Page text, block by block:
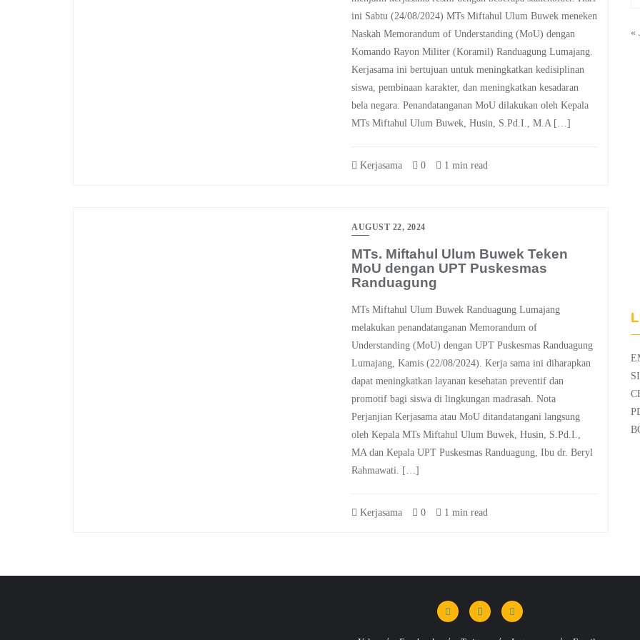
ini Sabtu (24/08/2024) MTs Miftahul Ulum Buwek meneken
Naskah Memorandum of Understanding (MoU) dengan
Komando Rayon Militer (Koramil) Randuagung Lumajang.
Kerjasama ini bertujuan untuk meningkatkan kedisiplinan
siswa, pembinaan karakter, dan meningkatkan kesadaran
bela negara. Penandatanganan MoU dilakukan oleh Kepala
MTs Miftahul Ulum Buwek, Husin, S.Pd.I., M.A […]
Kerjasama 0 1 min read
AUGUST 22, 2024
MTs. Miftahul Ulum Buwek Teken
MoU dengan UPT Puskesmas
Randuagung
MTs Miftahul Ulum Buwek Randuagung Lumajang
melakukan penandatanganan Memorandum of
Understanding (MoU) dengan UPT Puskesmas Randuagung
Lumajang, Kamis (22/08/2024). Kerja sama ini diharapkan
dapat meningkatkan layanan kesehatan preventif dan
promotif bagi siswa di lingkungan madrasah. Nota
Perjanjian Kerjasama atau MoU ditandatangani langsung
oleh Kepala MTs Miftahul Ulum Buwek, Husin, S.Pd.I.,
MA dan Kepala UPT Puskesmas Randuagung, Ibu dr. Beryl
Rahmawati. […]
Kerjasama 0 1 min read
«